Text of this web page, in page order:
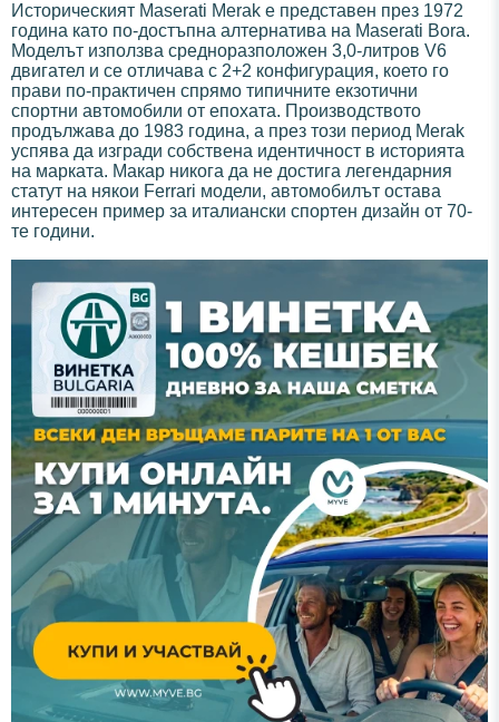
Историческият Maserati Merak е представен през 1972
година като по-достъпна алтернатива на Maserati Bora.
Моделът използва средноразположен 3,0-литров V6
двигател и се отличава с 2+2 конфигурация, което го
прави по-практичен спрямо типичните екзотични
спортни автомобили от епохата. Производството
продължава до 1983 година, а през този период Merak
успява да изгради собствена идентичност в историята
на марката. Макар никога да не достига легендарния
статут на някои Ferrari модели, автомобилът остава
интересен пример за италиански спортен дизайн от 70-
те години.